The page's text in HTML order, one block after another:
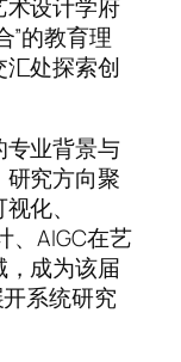
设计学府
”的教育理
处探索创
业背景与
究方向聚
化、
、AIGC在艺
成为该届
系统研究